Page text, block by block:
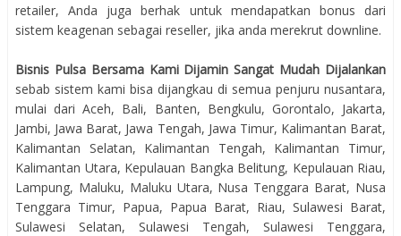
retailer, Anda juga berhak untuk mendapatkan bonus dari
sistem keagenan sebagai reseller, jika anda merekrut downline.
Bisnis Pulsa Bersama Kami Dijamin Sangat Mudah Dijalankan
sebab sistem kami bisa dijangkau di semua penjuru nusantara,
mulai dari Aceh, Bali, Banten, Bengkulu, Gorontalo, Jakarta,
Jambi, Jawa Barat, Jawa Tengah, Jawa Timur, Kalimantan Barat,
Kalimantan Selatan, Kalimantan Tengah, Kalimantan Timur,
Kalimantan Utara, Kepulauan Bangka Belitung, Kepulauan Riau,
Lampung, Maluku, Maluku Utara, Nusa Tenggara Barat, Nusa
Tenggara Timur, Papua, Papua Barat, Riau, Sulawesi Barat,
Sulawesi Selatan, Sulawesi Tengah, Sulawesi Tenggara,